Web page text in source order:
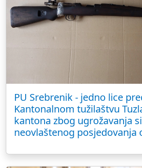
PU Srebrenik - jedno lice
Kantonalnom tužilaštvu
kantona zbog ugrožavanja
neovlaštenog posjedovanja